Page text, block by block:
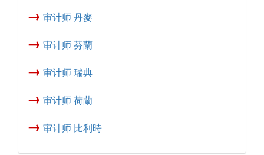
→ 审计师 丹麥
→ 审计师 芬蘭
→ 审计师 瑞典
→ 审计师 荷蘭
→ 审计师 比利時